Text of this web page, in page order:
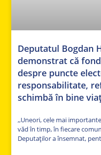
Deputatul Bogdan
demonstrat că
despre puncte
responsabilitate,
schimbă în bine
,,Uneori, cele mai
văd în timp, în fiecare
Deputaților a însemnat,